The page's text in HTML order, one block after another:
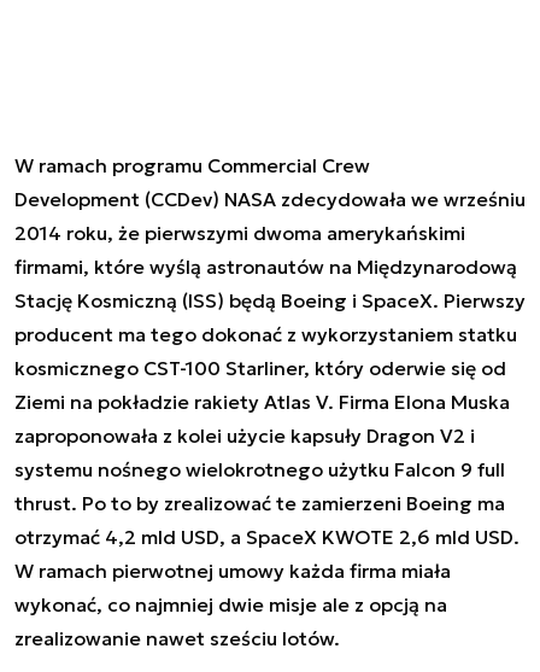
W ramach programu Commercial Crew
Development (CCDev) NASA zdecydowała we wrześniu
2014 roku, że pierwszymi dwoma amerykańskimi
firmami, które wyślą astronautów na Międzynarodową
Stację Kosmiczną (ISS) będą Boeing i SpaceX. Pierwszy
producent ma tego dokonać z wykorzystaniem statku
kosmicznego CST-100 Starliner, który oderwie się od
Ziemi na pokładzie rakiety Atlas V. Firma Elona Muska
zaproponowała z kolei użycie kapsuły Dragon V2 i
systemu nośnego wielokrotnego użytku Falcon 9 full
thrust. Po to by zrealizować te zamierzeni Boeing ma
otrzymać 4,2 mld USD, a SpaceX KWOTE 2,6 mld USD.
W ramach pierwotnej umowy każda firma miała
wykonać, co najmniej dwie misje ale z opcją na
zrealizowanie nawet sześciu lotów.